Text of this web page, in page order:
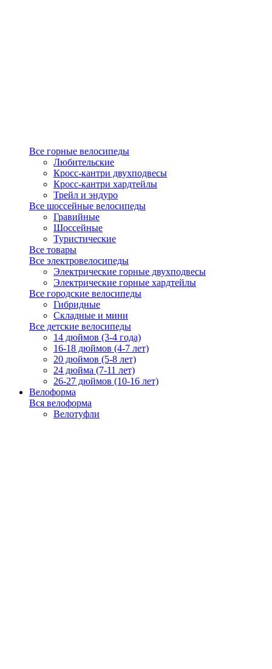
Все горные велосипеды
Любительские
Кросс-кантри двухподвесы
Кросс-кантри хардтейлы
Трейл и эндуро
Все шоссейные велосипеды
Гравийные
Шоссейные
Туристические
Все товары
Все электровелосипеды
Электрические горные двухподвесы
Электрические горные хардтейлы
Все городские велосипеды
Гибридные
Складные и мини
Все детские велосипеды
14 дюймов (3-4 года)
16-18 дюймов (4-7 лет)
20 дюймов (5-8 лет)
24 дюйма (7-11 лет)
26-27 дюймов (10-16 лет)
Велоформа
Вся велоформа
Велотуфли